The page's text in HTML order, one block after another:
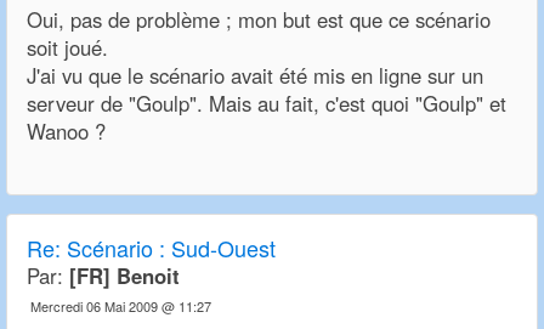
Oui, pas de problème ; mon but est que ce scénario
soit joué.
J'ai vu que le scénario avait été mis en ligne sur un
serveur de "Goulp". Mais au fait, c'est quoi "Goulp" et
Wanoo ?
Re: Scénario : Sud-Ouest
Par: [FR] Benoit
Mercredi 06 Mai 2009 @ 11:27